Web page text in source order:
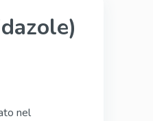
nel